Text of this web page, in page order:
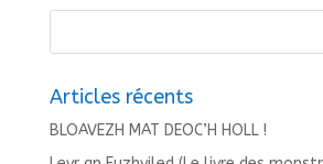
Articles récents
BLOAVEZH MAT DEOC’H HOLL !